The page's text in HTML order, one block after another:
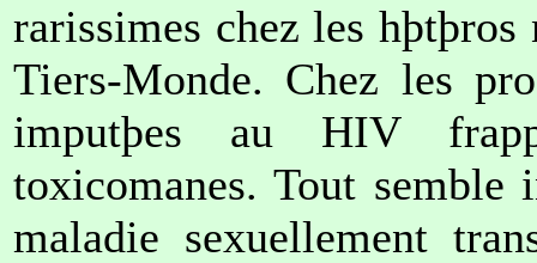
rarissimes chez les
Tiers-Monde. Chez les
imputþes au HIV
toxicomanes. Tout semble
maladie sexuellement